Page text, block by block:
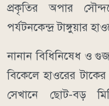
​প্রকৃতির অপার
পর্যটনকেন্দ্র টাঙ্গুয়ার
নানান বিধিনিষেধ ও
বিকেলে হাওরের টাকের
সেখানে ছোট-বড়